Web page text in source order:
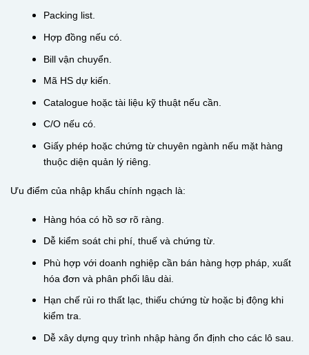
Packing list.
Hợp đồng nếu có.
Bill vận chuyển.
Mã HS dự kiến.
Catalogue hoặc tài liệu kỹ thuật nếu cần.
C/O nếu có.
Giấy phép hoặc chứng từ chuyên ngành nếu mặt hàng
thuộc diện quản lý riêng.
Ưu điểm của nhập khẩu chính ngạch là:
Hàng hóa có hồ sơ rõ ràng.
Dễ kiểm soát chi phí, thuế và chứng từ.
Phù hợp với doanh nghiệp cần bán hàng hợp pháp, xuất
hóa đơn và phân phối lâu dài.
Hạn chế rủi ro thất lạc, thiếu chứng từ hoặc bị động khi
kiểm tra.
Dễ xây dựng quy trình nhập hàng ổn định cho các lô sau.